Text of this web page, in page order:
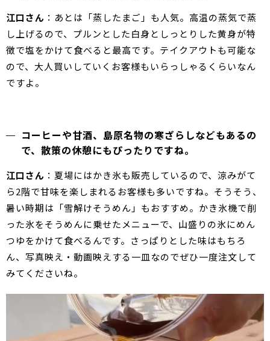
江口さん ：あとは「蒸したまご」も人気。高温の蒸気で蒸
し上げるので、プルンとした白身としっとりした黄身が特
徴で塩をかけて食べると最高です。テイクアウトも可能な
ので、大人買いしていくお客様もいらっしゃるくらいなん
ですよ。
コーヒーや甘酒、島原名物の寒ざらしなどもあるの
で、散策の休憩にもぴったりですね。
江口さん ：夏場にはかき氷も販売しているので、涼みがて
ら2階で甘味を楽しまれるお客様も多いですね。そうそう、
暑い時期は「雪解けそうめん」もおすすめ。かき氷機で削
った氷をそうめんに乗せたメニューで、山盛りの氷にめん
つゆをかけて食べるんです。さっぱりとした味はもちろ
ん、写真映え・動画映えする一皿なのでぜひ一度注文して
みてくださいね。